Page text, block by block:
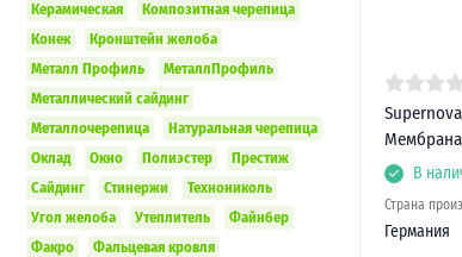
Керамическая
Композитная черепица
Конек
Кронштейн желоба
Металл Профиль
МеталлПрофиль
Металлический сайдинг
Металлочерепица
Натуральная черепица
Оклад
Окно Полиэстер
Престиж
Сайдинг
Стинержи
Технониколь
Угол желоба
Утеплитель
Файнбер
Факро
Фальцевая кровля
В
Страна
Германия